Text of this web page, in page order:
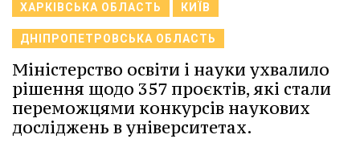
ХАРКІВСЬКА ОБЛАСТЬ КИЇВ
ДНІПРОПЕТРОВСЬКА ОБЛАСТЬ
Міністерство освіти і науки ухвалило
рішення щодо 357 проєктів, які стали
переможцями конкурсів наукових
досліджень в університетах.